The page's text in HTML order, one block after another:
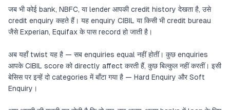
जब भी कोई bank, NBFC, या lender आपकी credit history देखता है, उसे
credit enquiry कहते हैं। यह enquiry CIBIL या किसी भी credit bureau
जैसे Experian, Equifax के पास record हो जाती है।
अब यहाँ twist यह है — सब enquiries equal नहीं होतीं। कुछ enquiries
आपके CIBIL score को directly affect करती हैं, कुछ बिल्कुल नहीं करतीं। इसी
बेसिस पर इन्हें दो categories में बाँटा गया है — Hard Enquiry और Soft
Enquiry।